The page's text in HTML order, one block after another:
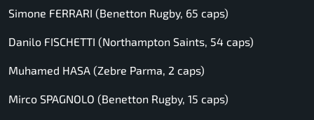
Simone FERRARI (Benetton Rugby, 65 caps)
Danilo FISCHETTI (Northampton Saints, 54 caps)
Muhamed HASA (Zebre Parma, 2 caps)
Mirco SPAGNOLO (Benetton Rugby, 15 caps)